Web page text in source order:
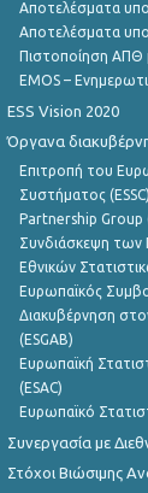
Αποτελέσματα
Αποτελέσματα
Πιστοποίηση ΑΠΘ
EMOS –
ESS Vision 2020
Όργανα
Επιτροπή του
Συστήματος (ESSC)
Partnership Group
Συνδιάσκεψη των
Εθνικών
Ευρωπαϊκός
Διακυβέρνηση
(ESGAB)
Ευρωπαϊκή
(ESAC)
Ευρωπαϊκό
Συνεργασία με
Στόχοι Βιώσιμης